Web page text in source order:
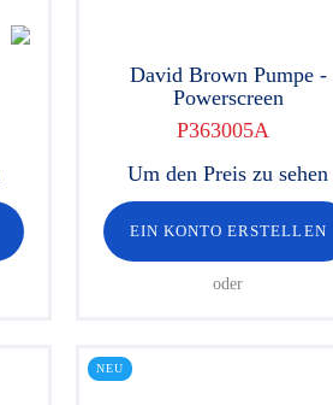
David Brown Pumpe -
Powerscreen
P363005A
Um den Preis zu sehen
EIN KONTO ERSTELLEN
oder
NEU